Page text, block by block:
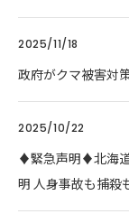
2025/11/18
政府がクマ被害対
2025/10/22
♦️緊急声明♦️北海
明 人身事故も捕殺